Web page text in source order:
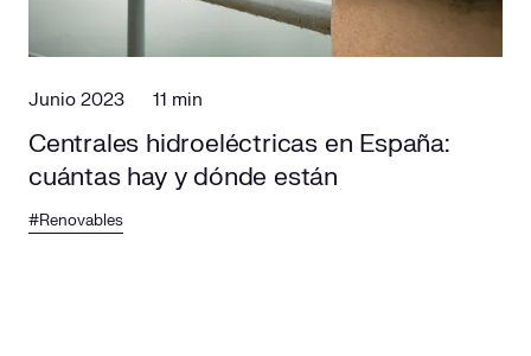
Junio 2023 11 min
Centrales hidroeléctricas en España:
cuántas hay y dónde están
#Renovables